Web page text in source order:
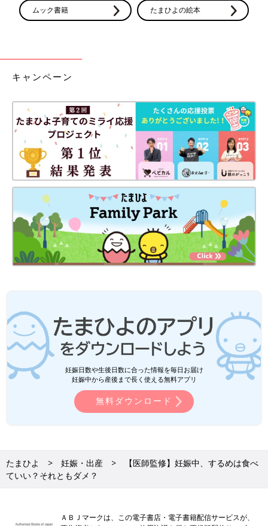
ムック書籍 たまひよの絵本
キャンペーン
妊娠日数や生後日数に合った情報を毎日お届け
妊娠中から産後まで長く使える無料アプリ
無料ダウンロード
たまひよ 妊娠・出産
【医師監修】妊娠中、するめは食べ
ていい？それともダメ？
ＡＢＪマークは、この電子書店・電子書籍配信サービスが、